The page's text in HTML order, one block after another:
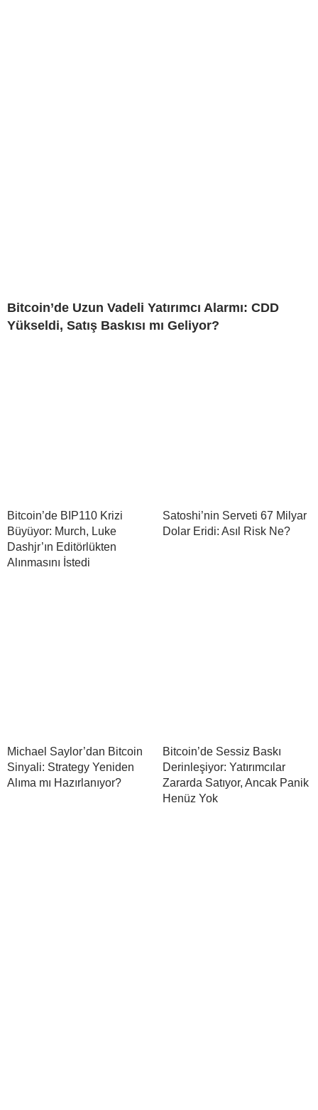
Bitcoin’de Uzun Vadeli Yatırımcı Alarmı: CDD
Yükseldi, Satış Baskısı mı Geliyor?
Bitcoin’de BIP110 Krizi
Büyüyor: Murch, Luke
Dashjr’ın Editörlükten
Alınmasını İstedi
Satoshi’nin Serveti 67 Milyar
Dolar Eridi: Asıl Risk Ne?
Michael Saylor’dan Bitcoin
Sinyali: Strategy Yeniden
Alıma mı Hazırlanıyor?
Bitcoin’de Sessiz Baskı
Derinleşiyor: Yatırımcılar
Zararda Satıyor, Ancak Panik
Henüz Yok